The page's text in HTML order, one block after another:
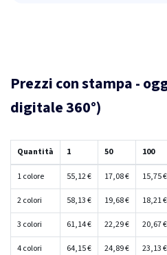
Prezzi con stampa -
digitale 360°)
Quantità 1 50 100
1 colore 55,12 € 17,08 € 15,75 €
2 colori 58,13 € 19,68 € 18,21 €
3 colori 61,14 € 22,29 € 20,67 €
4 colori 64,15 € 24,89 € 23,13 €